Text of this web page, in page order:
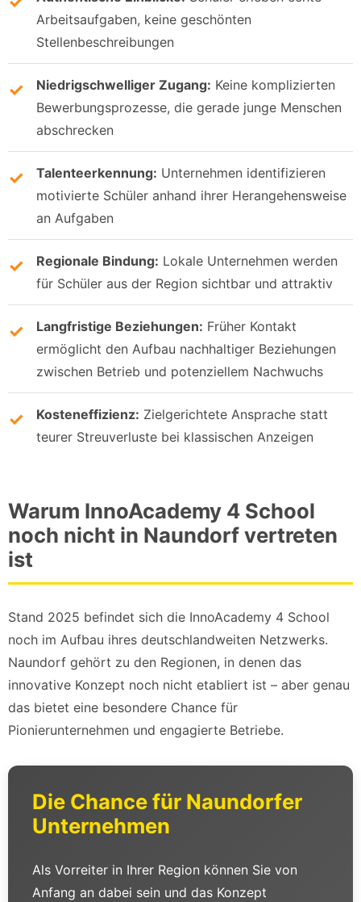
Arbeitsaufgaben, keine geschönten
Stellenbeschreibungen
Niedrigschwelliger Zugang: Keine komplizierten
Bewerbungsprozesse, die gerade junge Menschen
abschrecken
Talenteerkennung: Unternehmen identifizieren
motivierte Schüler anhand ihrer Herangehensweise
an Aufgaben
Regionale Bindung: Lokale Unternehmen werden
für Schüler aus der Region sichtbar und attraktiv
Langfristige Beziehungen: Früher Kontakt
ermöglicht den Aufbau nachhaltiger Beziehungen
zwischen Betrieb und potenziellem Nachwuchs
Kosteneffizienz: Zielgerichtete Ansprache statt
teurer Streuverluste bei klassischen Anzeigen
Warum InnoAcademy 4 School
noch nicht in Naundorf vertreten
ist
Stand 2025 befindet sich die InnoAcademy 4 School
noch im Aufbau ihres deutschlandweiten Netzwerks.
Naundorf gehört zu den Regionen, in denen das
innovative Konzept noch nicht etabliert ist – aber genau
das bietet eine besondere Chance für
Pionierunternehmen und engagierte Betriebe.
Die Chance für Naundorfer
Unternehmen
Als Vorreiter in Ihrer Region können Sie von
Anfang an dabei sein und das Konzept